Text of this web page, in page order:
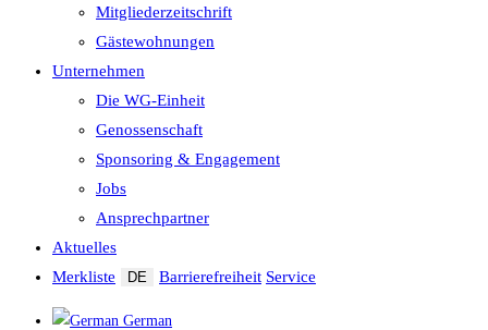
Mitgliederzeitschrift
Gästewohnungen
Unternehmen
Die WG-Einheit
Genossenschaft
Sponsoring & Engagement
Jobs
Ansprechpartner
Aktuelles
Merkliste
DE Barrierefreiheit Service
German